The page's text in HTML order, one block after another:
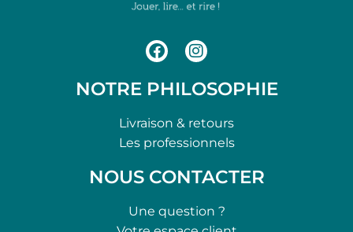
NOTRE PHILOSOPHIE
Livraison & retours
Les professionnels
NOUS CONTACTER
Une question ?